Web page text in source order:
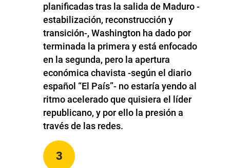
planificadas tras la salida de Maduro -
estabilización, reconstrucción y
transición-, Washington ha dado por
terminada la primera y está enfocado
en la segunda, pero la apertura
económica chavista -según el diario
español “El País”- no estaría yendo al
ritmo acelerado que quisiera el líder
republicano, y por ello la presión a
través de las redes.
3